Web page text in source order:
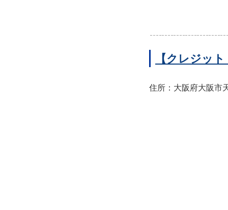
【クレジッ
住所：大阪府大阪市